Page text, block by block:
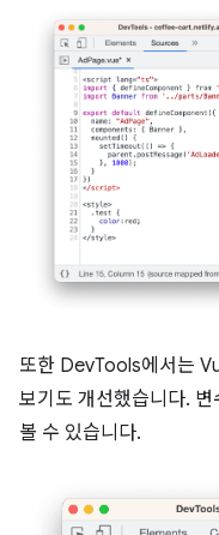
또한 DevTools에서는
보기도 개선했습니다.
볼 수 있습니다.